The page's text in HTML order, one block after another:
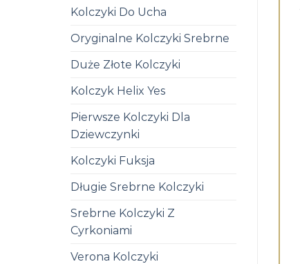
Kolczyki Do Ucha
Oryginalne Kolczyki Srebrne
Duże Złote Kolczyki
Kolczyk Helix Yes
Pierwsze Kolczyki Dla
Dziewczynki
Kolczyki Fuksja
Długie Srebrne Kolczyki
Srebrne Kolczyki Z
Cyrkoniami
Verona Kolczyki